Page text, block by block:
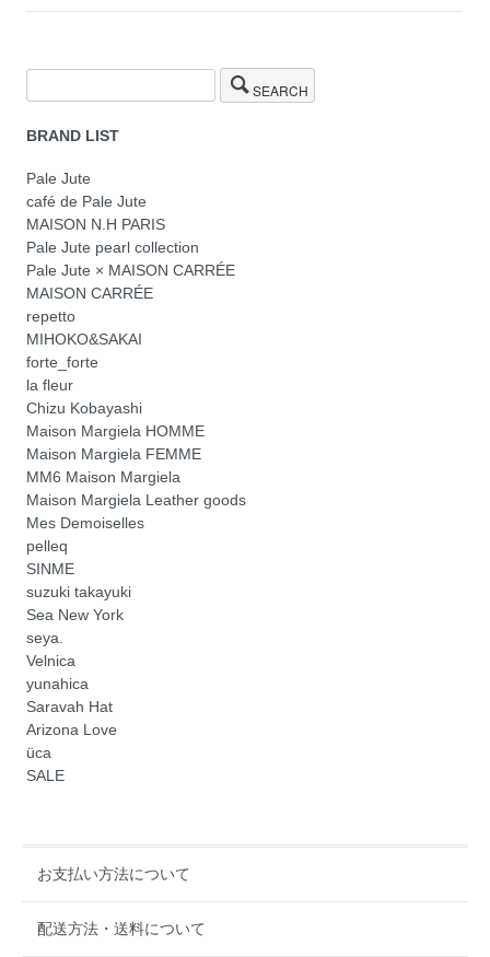
SEARCH
BRAND LIST
Pale Jute
café de Pale Jute
MAISON N.H PARIS
Pale Jute pearl collection
Pale Jute × MAISON CARRÉE
MAISON CARRÉE
repetto
MIHOKO&SAKAI
forte_forte
la fleur
Chizu Kobayashi
Maison Margiela HOMME
Maison Margiela FEMME
MM6 Maison Margiela
Maison Margiela Leather goods
Mes Demoiselles
pelleq
SINME
suzuki takayuki
Sea New York
seya.
Velnica
yunahica
Saravah Hat
Arizona Love
üca
SALE
お支払い方法について
配送方法・送料について